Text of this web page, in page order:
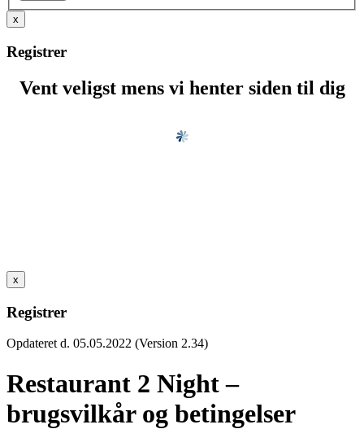
x
Registrer
Vent veligst mens vi henter siden til dig
x
Registrer
Opdateret d. 05.05.2022 (Version 2.34)
Restaurant 2 Night –
brugsvilkår og betingelser